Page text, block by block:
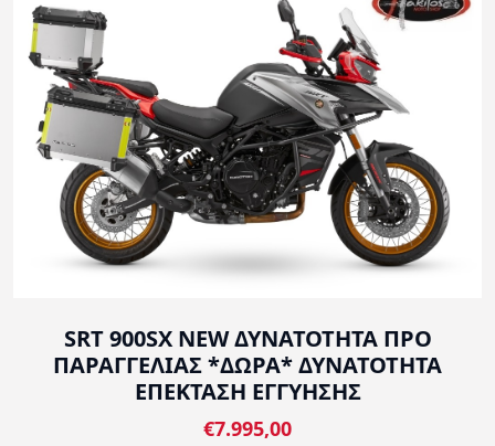
SRT 900SX NEW ΔΥΝΑΤΟΤΗΤΑ ΠΡΟ
ΠΑΡΑΓΓΕΛΙΑΣ *ΔΩΡΑ* ΔΥΝΑΤΟΤΗΤΑ
ΕΠΕΚΤΑΣΗ ΕΓΓΥΗΣΗΣ
€7.995,00